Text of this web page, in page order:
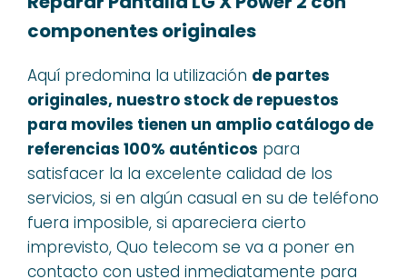
componentes originales
Aquí predomina la utilización de partes
originales, nuestro stock de repuestos
para moviles tienen un amplio catálogo de
referencias 100% auténticos para
satisfacer la la excelente calidad de los
servicios, si en algún casual en su de teléfono
fuera imposible, si apareciera cierto
imprevisto, Quo telecom se va a poner en
contacto con usted inmediatamente para